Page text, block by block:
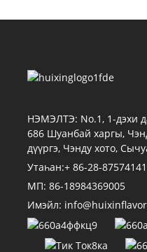
нээгдэнэ...
болохоб?
Дабхар
дүүрэбэ |
НЭМЭЛТЭ: No.1, 1-дэхи
686 Шуанбай харгы,
дүүргэ, Чэнду хото,
Утаһан:+ 86-28-87574141
МП: 86-18984369005
Имэйл: